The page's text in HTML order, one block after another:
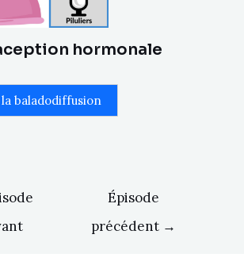
hormonale
baladodiffusion
Épisode
précédent →